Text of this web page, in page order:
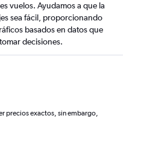
vuelos. Ayudamos a que la
sea fácil, proporcionando
basados en datos que
decisiones.
precios exactos, sin embargo,